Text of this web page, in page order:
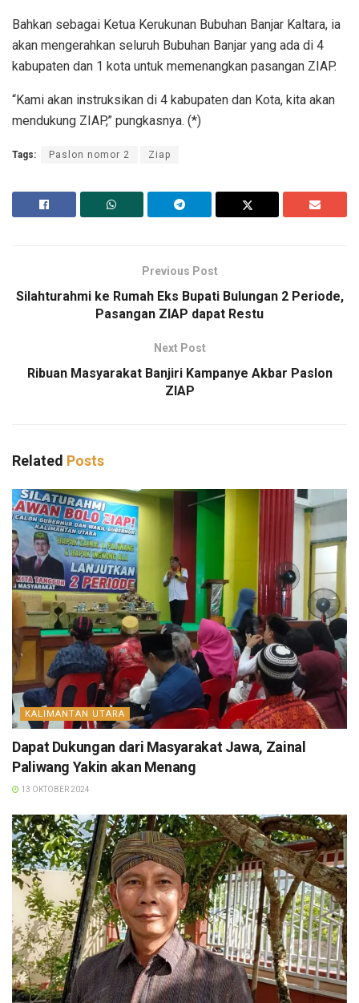
Bahkan sebagai Ketua Kerukunan Bubuhan Banjar Kaltara, ia
akan mengerahkan seluruh Bubuhan Banjar yang ada di 4
kabupaten dan 1 kota untuk memenangkan pasangan ZIAP.
“Kami akan instruksikan di 4 kabupaten dan Kota, kita akan
mendukung ZIAP,” pungkasnya. (*)
Tags: Paslon nomor 2 Ziap
Previous Post
Silahturahmi ke Rumah Eks Bupati Bulungan 2 Periode,
Pasangan ZIAP dapat Restu
Next Post
Ribuan Masyarakat Banjiri Kampanye Akbar Paslon
ZIAP
Related Posts
KALIMANTAN UTARA
Dapat Dukungan dari Masyarakat Jawa, Zainal
Paliwang Yakin akan Menang
13 OKTOBER 2024